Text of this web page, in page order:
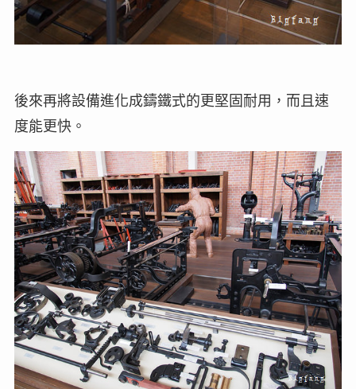
後來再將設備進化成鑄鐵式的更堅固耐用，而且速
度能更快。